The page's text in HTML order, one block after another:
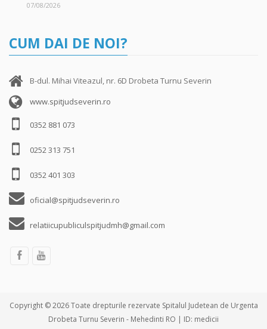
07/08/2026
CUM DAI DE NOI?
B-dul. Mihai Viteazul, nr. 6D Drobeta Turnu Severin
www.spitjudseverin.ro
0352 881 073
0252 313 751
0352 401 303
oficial@spitjudseverin.ro
relatiicupubliculspitjudmh@gmail.com
Copyright © 2026 Toate drepturile rezervate Spitalul Judetean de Urgenta
Drobeta Turnu Severin - Mehedinti RO | ID: medicii